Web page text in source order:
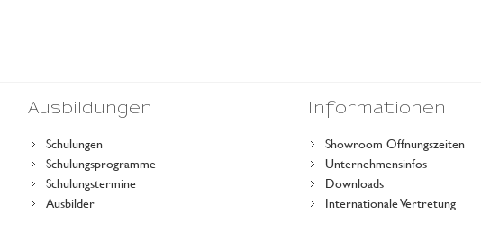
Ausbildungen
Schulungen
Schulungsprogramme
Schulungstermine
Ausbilder
Informationen
Showroom Öffnungszeiten
Unternehmensinfos
Downloads
Internationale Vertretung